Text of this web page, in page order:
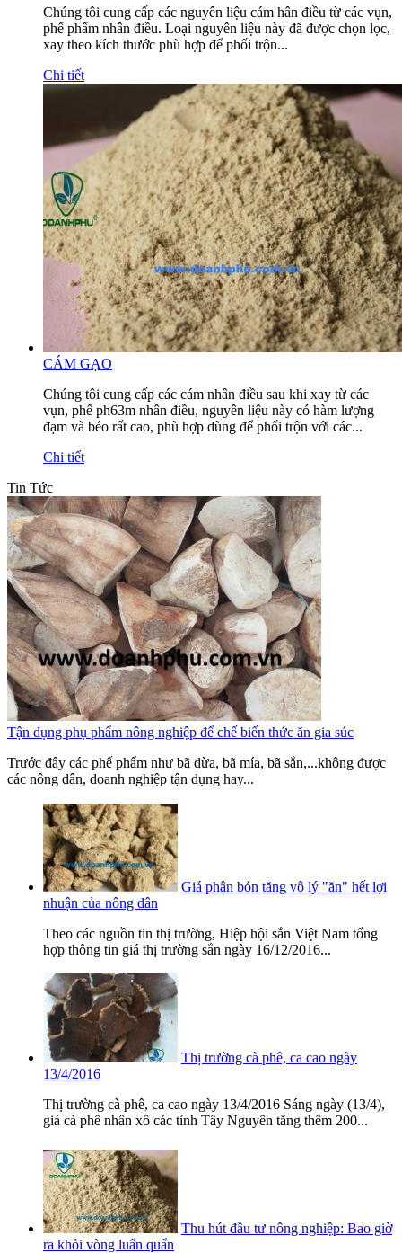
Chúng tôi cung cấp các nguyên liệu cám hân điều từ các vụn,
phế phẩm nhân điều. Loại nguyên liệu này đã được chọn lọc,
xay theo kích thước phù hợp để phối trộn...
Chi tiết
CÁM GẠO
Chúng tôi cung cấp các cám nhân điều sau khi xay từ các
vụn, phế ph63m nhân điều, nguyên liệu này có hàm lượng
đạm và béo rất cao, phù hợp dùng để phối trộn với các...
Chi tiết
Tin Tức
Tận dụng phụ phẩm nông nghiệp để chế biến thức ăn gia súc
Trước đây các phế phẩm như bã dừa, bã mía, bã sắn,...không được
các nông dân, doanh nghiệp tận dụng hay...
Giá phân bón tăng vô lý "ăn" hết lợi
nhuận của nông dân
Theo các nguồn tin thị trường, Hiệp hội sắn Việt Nam tổng
hợp thông tin giá thị trường sắn ngày 16/12/2016...
Thị trường cà phê, ca cao ngày
13/4/2016
Thị trường cà phê, ca cao ngày 13/4/2016 Sáng ngày (13/4),
giá cà phê nhân xô các tỉnh Tây Nguyên tăng thêm 200...
Thu hút đầu tư nông nghiệp: Bao giờ
ra khỏi vòng luẩn quẩn